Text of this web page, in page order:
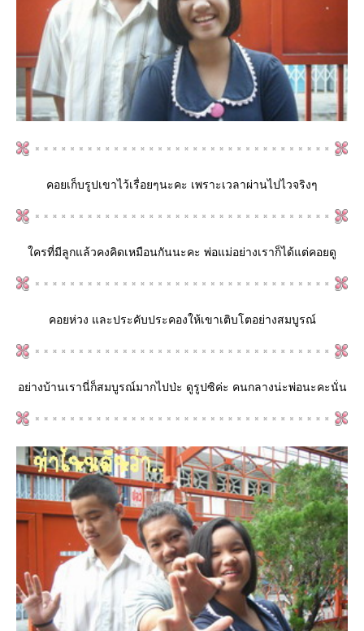
คอยเก็บรูปเขาไว้เรื่อยๆนะคะ เพราะเวลาผ่านไปไวจริงๆ
ใครที่มีลูกแล้วคงคิดเหมือนกันนะคะ พ่อแม่อย่างเราก็ได้แต่คอยดู
คอยห่วง และประคับประคองให้เขาเติบโตอย่างสมบูรณ์
อย่างบ้านเรานี่ก็สมบูรณ์มากไปป่ะ ดูรูปซิค่ะ คนกลางน่ะพ่อนะคะนั่น